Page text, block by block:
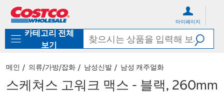
로
기
가
마이페이지
카테고리 전체
보기
메인 의류/가방/잡화 남성신발 남성 캐주얼화
스케쳐스 고워크 맥스 - 블랙, 260mm